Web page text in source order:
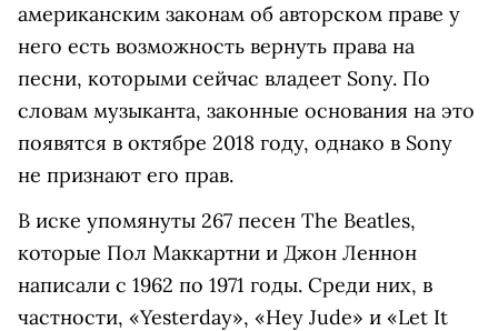
американским законам об авторском праве у
него есть возможность вернуть права на
песни, которыми сейчас владеет Sony. По
словам музыканта, законные основания на это
появятся в октябре 2018 году, однако в Sony
не признают его прав.
В иске упомянуты 267 песен The Beatles,
которые Пол Маккартни и Джон Леннон
написали с 1962 по 1971 годы. Среди них, в
частности, «Yesterday», «Hey Jude» и «Let It